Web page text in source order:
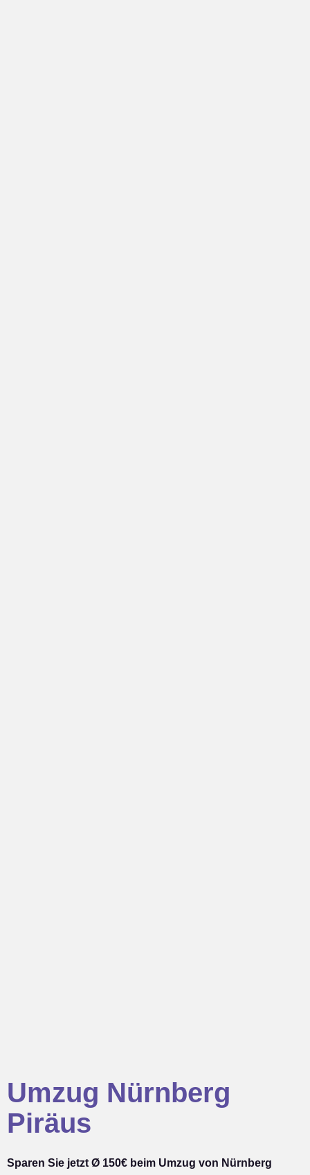
Umzug Nürnberg
Piräus
Sparen Sie jetzt Ø 150€ beim Umzug von Nürnberg